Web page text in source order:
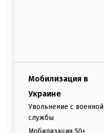
Мобилизация в
Украине
Увольнение с военной
службы
Мобилизация 50+